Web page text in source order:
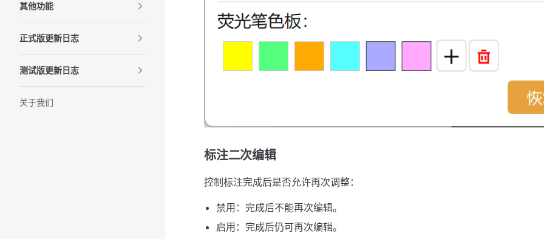
其他功能
正式版更新日志
测试版更新日志
关于我们
标注二次编辑
控制标注完成后是否允许再次调整：
禁用：完成后不能再次编辑。
启用：完成后仍可再次编辑。